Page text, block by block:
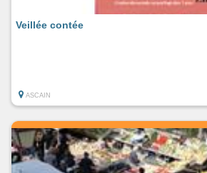
Veillée contée
ASCAIN